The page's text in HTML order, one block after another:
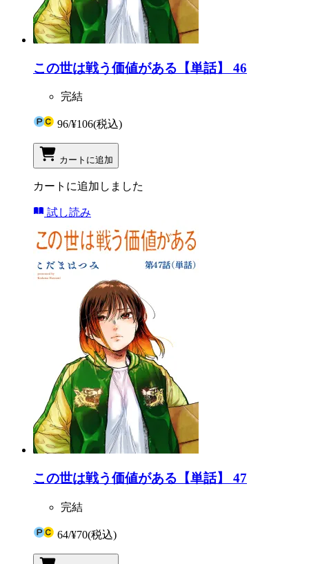
この世は戦う価値がある【単話】 46
完結
96/¥106(税込)
カートに追加
カートに追加しました
試し読み
この世は戦う価値がある【単話】 47
完結
64/¥70(税込)